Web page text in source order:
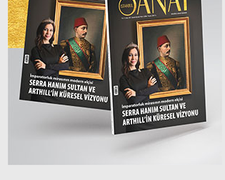
SPOR
SAĞLIK
TEKNOLOJİ
EĞİTİM